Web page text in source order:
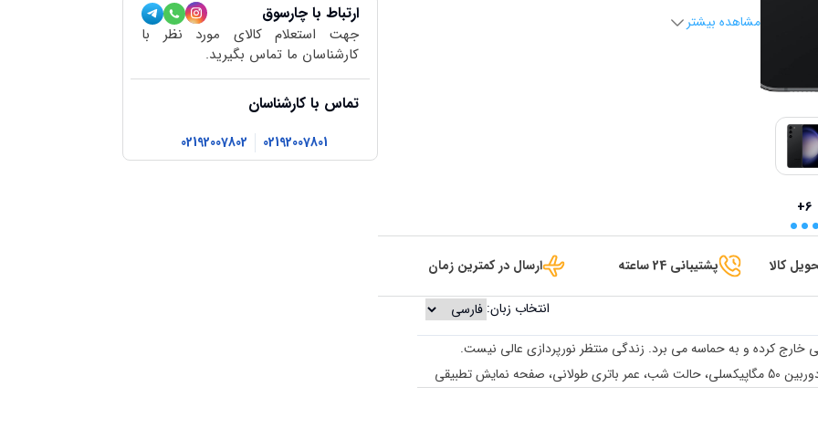
+6
مشاهده بیشتر
ارتباط با چارسوق
جهت استعلام کالای مورد نظر با
کارشناسان ما تماس بگیرید.
تماس با کارشناسان
02192007801
02192007802
کالا پشتیبانی 24 ساعته ارسال در کمترین زمان
انتخاب زبان: